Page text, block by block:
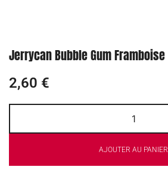
Jerrycan Bubble Gum Framboise
2,60 €
AJOUTER AU PANIER